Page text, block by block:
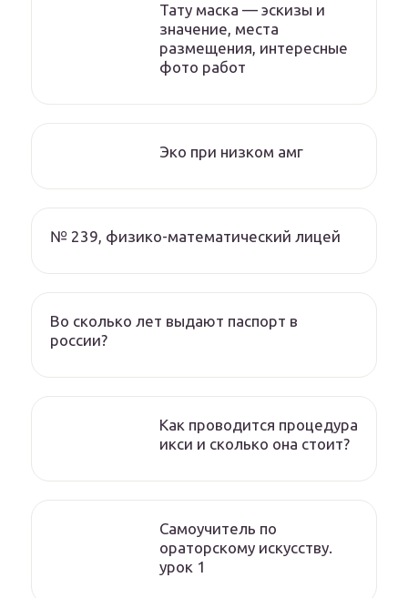
Тату маска — эскизы и
значение, места
размещения, интересные
фото работ
Эко при низком амг
№ 239, физико-математический лицей
Во сколько лет выдают паспорт в
россии?
Как проводится процедура
икси и сколько она стоит?
Самоучитель по
ораторскому искусству.
урок 1